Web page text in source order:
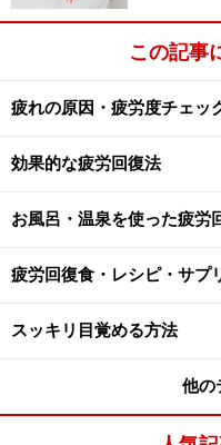
すぎたりと無理のある
盤が傾いていきます。
っかけで、骨盤に影響
大切なのは骨盤を
日頃から骨盤を立て身
ません。ですが、1日
る意識を持つ時間を数
勢悪化・腰痛・肩こり
この記事
疲れの原因・疲労度チェッ
効果的な疲労回復法
お風呂・温泉を使った疲労
疲労回復食・レシピ・サプ
スッキリ目覚める方法
他の